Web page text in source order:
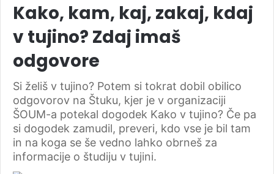
Kako, kam, kaj, zakaj, kdaj
v tujino? Zdaj imaš
odgovore
Si želiš v tujino? Potem si tokrat dobil obilico
odgovorov na Štuku, kjer je v organizaciji
ŠOUM-a potekal dogodek Kako v tujino? Če pa
si dogodek zamudil, preveri, kdo vse je bil tam
in na koga se še vedno lahko obrneš za
informacije o študiju v tujini.